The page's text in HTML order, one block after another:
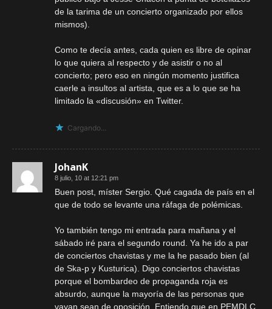
de la tarima de un concierto organizado por ellos
mismos).
Como te decía antes, cada quien es libre de opinar
lo que quiera al respecto y de asistir o no al
concierto; pero eso en ningún momento justifica
caerle a insultos al artista, que es a lo que se ha
limitado la «discusión» en Twitter.
Cargando...
JohanK
8 julio, 10 at 12:21 pm
Buen post, míster Sergio. Qué cagada de país en el
que de todo se levante una ráfaga de polémicas.
Yo también tengo mi entrada para mañana y el
sábado iré para el segundo round. Ya he ido a par
de conciertos chavistas y me la he pasado bien (al
de Ska-p y Kusturica). Digo conciertos chavistas
porque el bombardeo de propaganda roja es
absurdo, aunque la mayoría de las personas que
vayan sean de oposición. Entiendo que en PEMDLC